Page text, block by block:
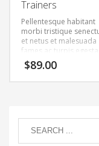
Trainers
Pellentesque habitant
morbi tristique
et netus et malesuada
fames ac turpis egestas.
Vestibulum tortor
feugiat vitae, ultricies
mi vitae est. Mauris
placerat eleifend leo.
$89.00